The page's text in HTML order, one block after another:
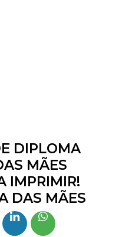
DIPLOMA
MÃES
IMPRIMIR!
DAS MÃES